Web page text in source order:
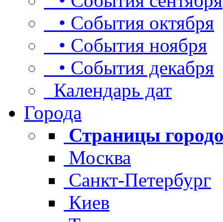
• События октября
• События ноября
• События декабря
Календарь дат
Города
Страницы
Москва
Санкт-Петербург
Киев